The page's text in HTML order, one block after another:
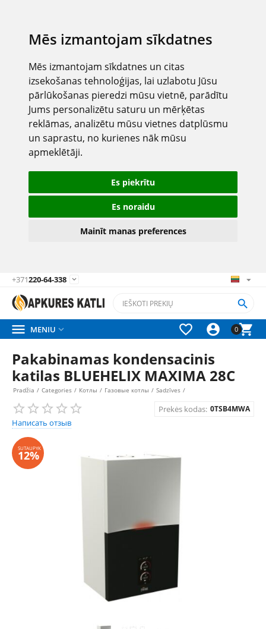
Mēs izmantojam sīkdatnes
Mēs izmantojam sīkdatnes un citas
izsekošanas tehnoloģijas, lai uzlabotu Jūsu
pārlūkošanas pieredzi mūsu vietnē, parādītu
Jums personalizētu saturu un mērķētas
reklāmas, analizētu mūsu vietnes datplūsmu
un saprastu, no kurienes nāk mūsu
apmeklētāji.
Es piekrītu
Es noraidu
Mainīt manas preferences
+371220-64-338 
0



 MENIU 
Pakabinamas kondensacinis
katilas BLUEHELIX MAXIMA 28C
Pradžia / Categories / Котлы / Газовые котлы / Sadzīves /
Написать отзыв
Prekės kodas: 0TSB4MWA
SUTAUPYK
12%